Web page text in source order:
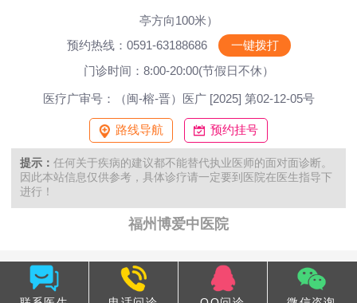
亭方向100米）
预约热线：0591-63188686
一键拨打
门诊时间：8:00-20:00(节假日不休）
医疗广审号：（闽-榕-晋）医广 [2025] 第02-12-05号
路线导航 预约挂号
提示： 任何关于疾病的建议都不能替代执业医师的面对面诊断。
因此本站信息仅供参考，具体诊疗请一定要到医院在医生指导下
进行！
福州博爱中医院